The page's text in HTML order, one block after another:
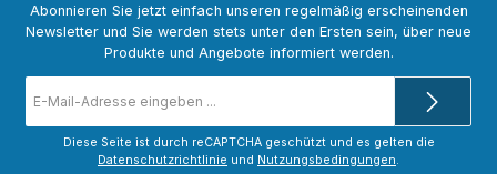
Abonnieren Sie jetzt einfach unseren regelmäßig erscheinenden
Newsletter und Sie werden stets unter den Ersten sein, über neue
Produkte und Angebote informiert werden.
Mail-
Adresse
Diese Seite ist durch reCAPTCHA geschützt und es gelten die
Datenschutzrichtlinie und Nutzungsbedingungen.